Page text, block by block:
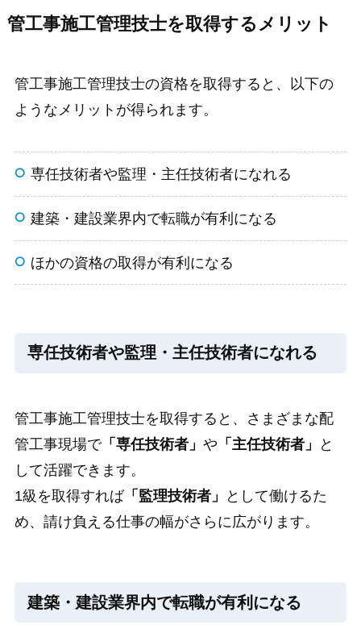
管工事施工管理技士を取得するメリット
管工事施工管理技士の資格を取得すると、以下の
ようなメリットが得られます。
専任技術者や監理・主任技術者になれる
建築・建設業界内で転職が有利になる
ほかの資格の取得が有利になる
専任技術者や監理・主任技術者になれる
管工事施工管理技士を取得すると、さまざまな配
管工事現場で「専任技術者」 や 「主任技術者」
と
して活躍できます。
1級を取得すれば「監理技術者」
として働けるた
め、請け負える仕事の幅がさらに広がります。
建築・建設業界内で転職が有利になる